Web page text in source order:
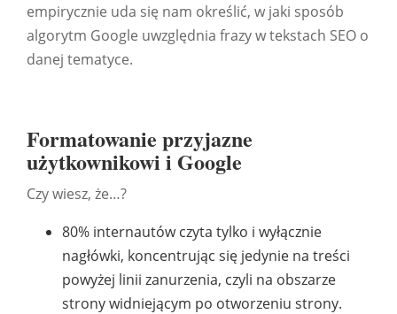
empirycznie uda się nam określić, w jaki sposób
algorytm Google uwzględnia frazy w tekstach SEO o
danej tematyce.
Formatowanie przyjazne
użytkownikowi i Google
Czy wiesz, że…?
80% internautów czyta tylko i wyłącznie
nagłówki, koncentrując się jedynie na treści
powyżej linii zanurzenia, czyli na obszarze
strony widniejącym po otworzeniu strony.